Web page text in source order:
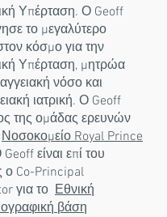
Υπέρταση. Ο Geoff
το μεγαλύτερο
κόσμο για την
Υπέρταση, μητρώα
νόσο και
ιατρική. Ο Geoff
της ομάδας ερευνών
Νοσοκομείο Royal Prince
είναι επί του
ο Co-Principal
για το Εθνική
βάση